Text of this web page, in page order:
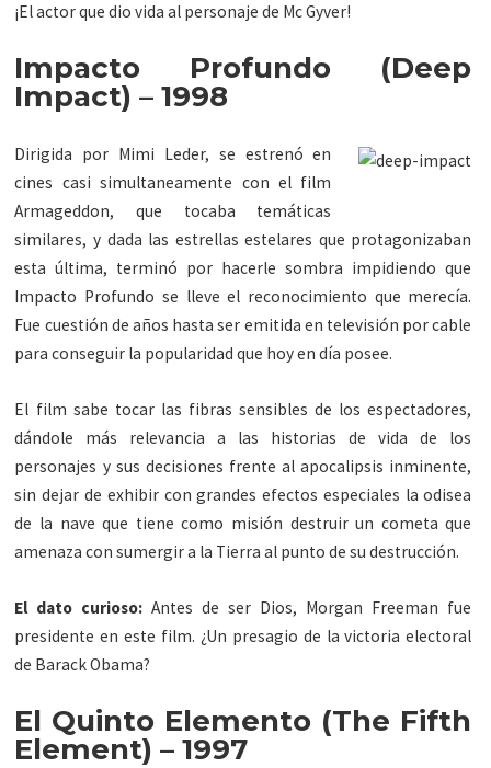
¡El actor que dio vida al personaje de Mc Gyver!
Impacto Profundo (Deep
Impact) – 1998
Dirigida por Mimi Leder, se estrenó en
cines casi simultaneamente con el film
Armageddon, que tocaba temáticas
similares, y dada las estrellas estelares que protagonizaban
esta última, terminó por hacerle sombra impidiendo que
Impacto Profundo se lleve el reconocimiento que merecía.
Fue cuestión de años hasta ser emitida en televisión por cable
para conseguir la popularidad que hoy en día posee.
El film sabe tocar las fibras sensibles de los espectadores,
dándole más relevancia a las historias de vida de los
personajes y sus decisiones frente al apocalipsis inminente,
sin dejar de exhibir con grandes efectos especiales la odisea
de la nave que tiene como misión destruir un cometa que
amenaza con sumergir a la Tierra al punto de su destrucción.
El dato curioso: Antes de ser Dios, Morgan Freeman fue
presidente en este film. ¿Un presagio de la victoria electoral
de Barack Obama?
El Quinto Elemento (The Fifth
Element) – 1997